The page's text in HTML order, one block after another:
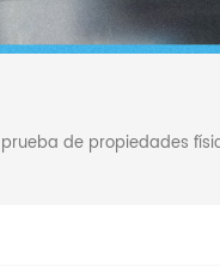
de propiedades